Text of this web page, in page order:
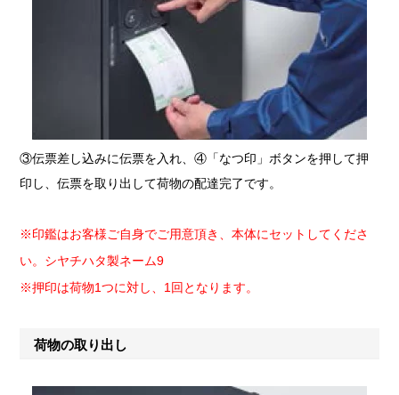
③伝票差し込みに伝票を入れ、④「なつ印」ボタンを押して押
印し、伝票を取り出して荷物の配達完了です。
※印鑑はお客様ご自身でご用意頂き、本体にセットしてくださ
い。シヤチハタ製ネーム9
※押印は荷物1つに対し、1回となります。
荷物の取り出し